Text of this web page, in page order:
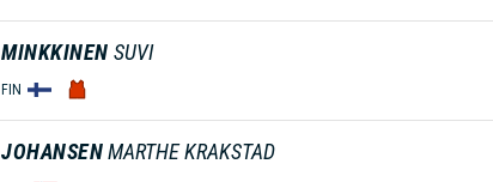
MINKKINEN SUVI
FIN
JOHANSENMARTHE KRAKSTAD